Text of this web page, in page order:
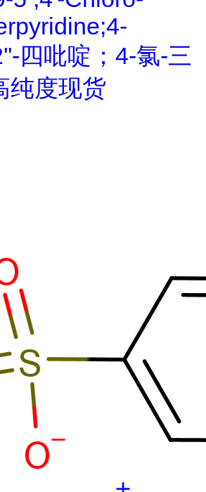
四吡啶；4-氯-三
纯度现货